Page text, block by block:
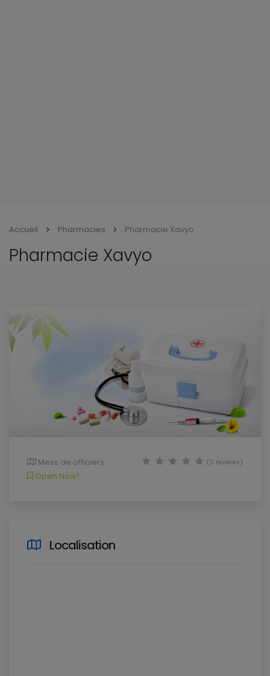
Accueil Pharmacies Pharmacie Xavyo
Pharmacie Xavyo
Mess de officiers (0 reviews)
Open Now!
Localisation